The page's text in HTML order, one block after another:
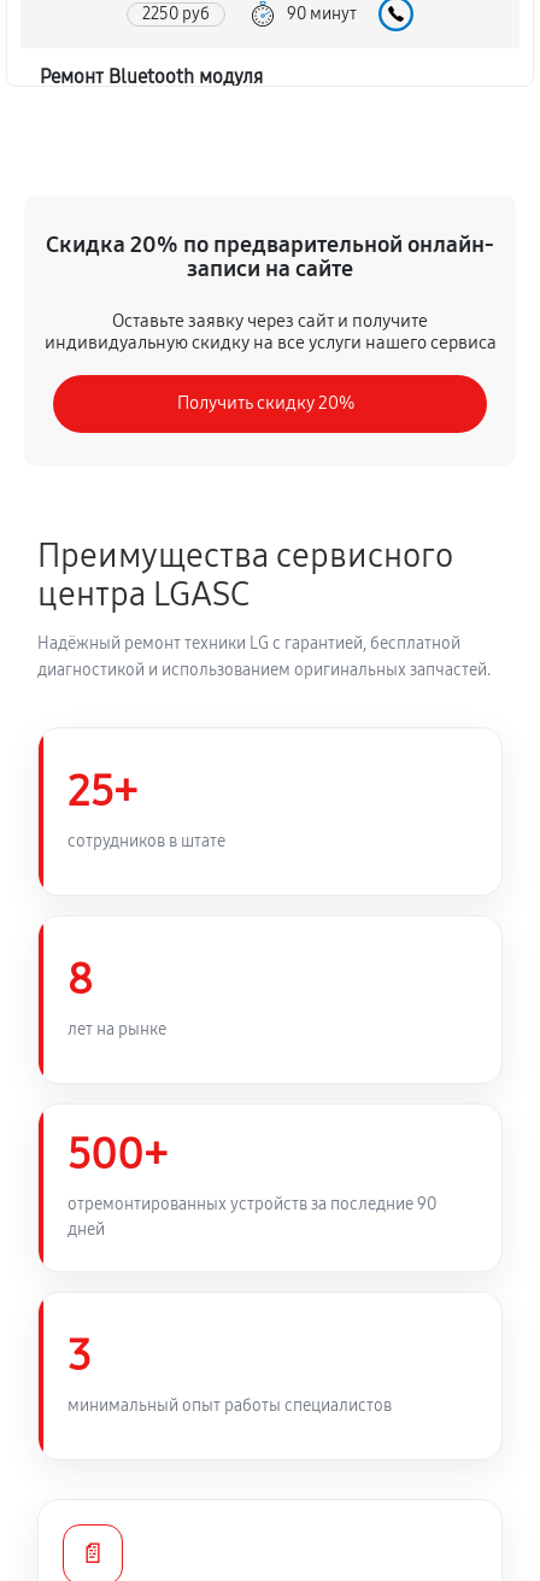
2250 руб 90 минут
Ремонт Bluetooth модуля
Замена шлейфа аудиосистемы LG CM9730
50 минут
Замена разъема питания
900 руб 40 минут
Замена динамика аудиосистемы LG CM9730
1350 руб
Обновление ПО аудиосистемы LG CM9730
Замена корпуса аудиосистемы LG CM9730
Скидка 20% по предварительной онлайн-
записи на сайте
Оставьте заявку через сайт и получите
индивидуальную скидку на все услуги нашего сервиса
Получить скидку 20%
Преимущества сервисного
центра LGASC
Надёжный ремонт техники LG с гарантией, бесплатной
диагностикой и использованием оригинальных запчастей.
25+
сотрудников в штате
8
лет на рынке
500+
отремонтированных устройств за последние 90
дней
3
минимальный опыт работы специалистов
📄